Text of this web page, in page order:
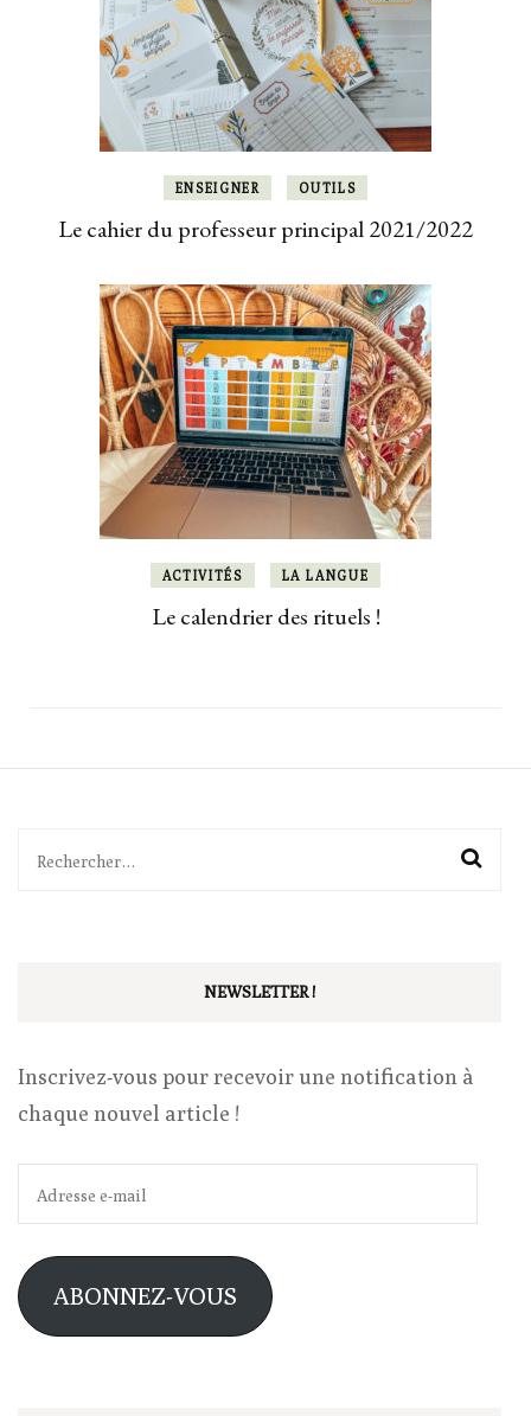
ENSEIGNER OUTILS
Le cahier du professeur principal 2021/2022
ACTIVITÉS LA LANGUE
Le calendrier des rituels !
Rechercher :
NEWSLETTER !
Inscrivez-vous pour recevoir une notification à
chaque nouvel article !
e-
mail
ABONNEZ-VOUS